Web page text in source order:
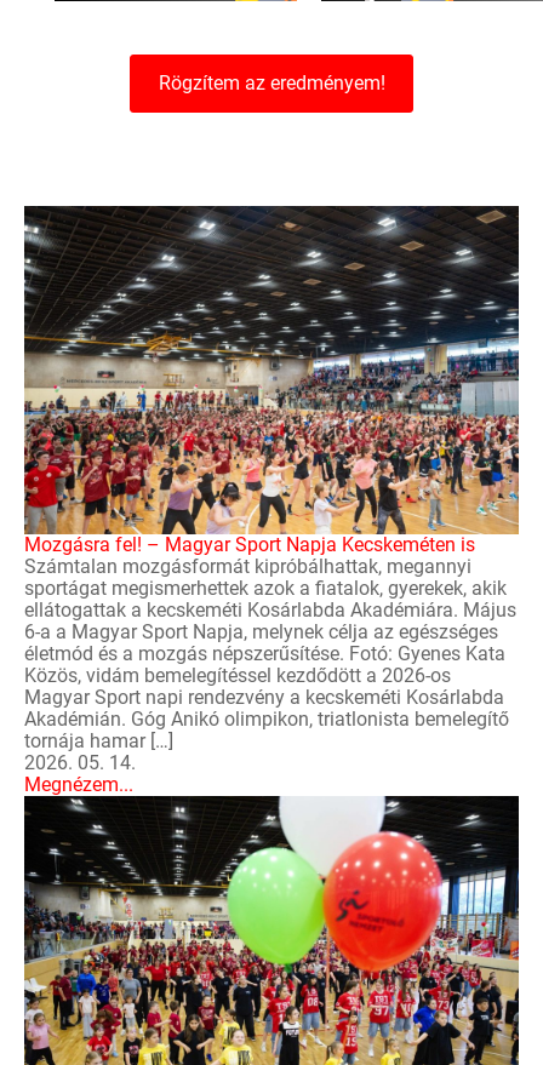
Rögzítem az eredményem!
Mozgásra fel! – Magyar Sport Napja Kecskeméten is
Számtalan mozgásformát kipróbálhattak, megannyi
sportágat megismerhettek azok a fiatalok, gyerekek, akik
ellátogattak a kecskeméti Kosárlabda Akadémiára. Május
6-a a Magyar Sport Napja, melynek célja az egészséges
életmód és a mozgás népszerűsítése. Fotó: Gyenes Kata
Közös, vidám bemelegítéssel kezdődött a 2026-os
Magyar Sport napi rendezvény a kecskeméti Kosárlabda
Akadémián. Góg Anikó olimpikon, triatlonista bemelegítő
tornája hamar […]
2026. 05. 14.
Megnézem...